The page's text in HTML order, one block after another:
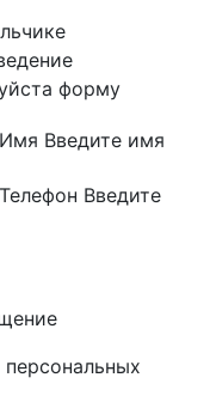
форму
Имя Введите имя
Телефон Введите
персональных